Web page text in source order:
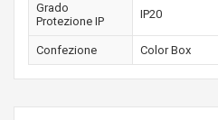
Grado
Protezione IP
IP20
Confezione Color Box